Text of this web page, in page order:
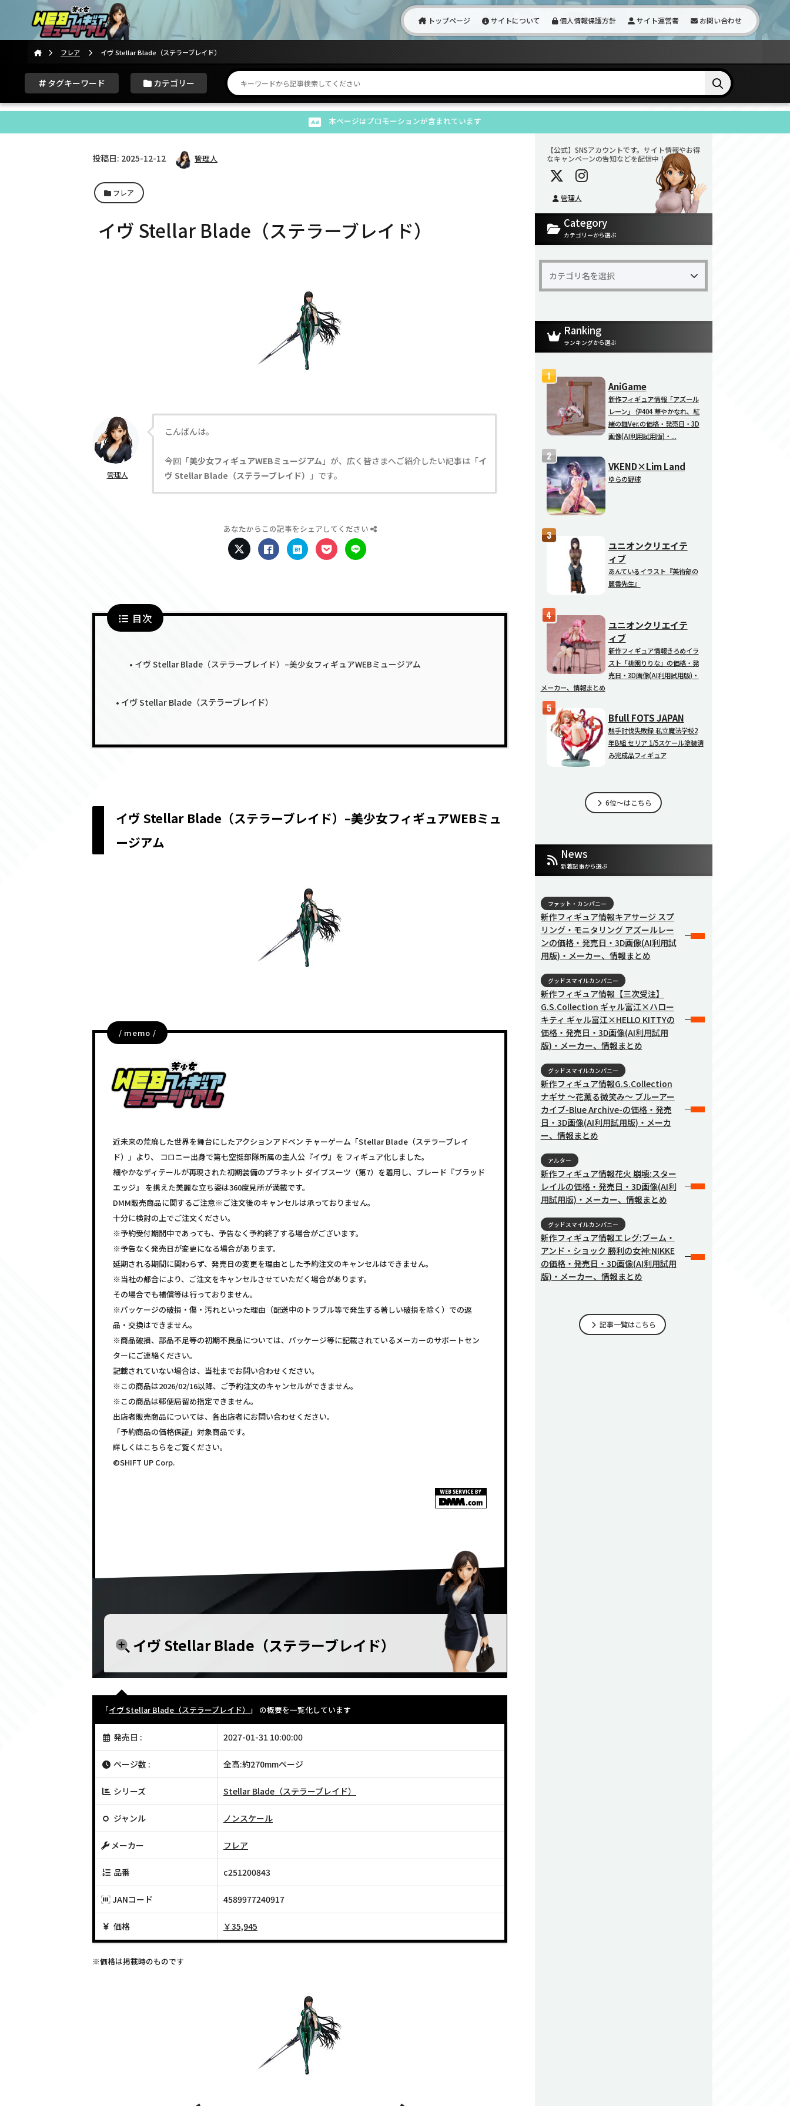
トップページ サイトについて 個人情報保護方針 サイト運営者 お問い合わせ
フレア イヴ Stellar Blade（ステラーブレイド）
タグキーワード カテゴリー
本ページはプロモーションが含まれています
投稿日: 2025-12-12 管理人
フレア
イヴ Stellar Blade（ステラーブレイド）
管理人
こんばんは。
今回「美少女フィギュアWEBミュージアム 」が、広く皆さまへご紹介したい記事は「イ
ヴ Stellar Blade（ステラーブレイド） 」です。
あなたからこの記事をシェアしてください
目次
イヴ Stellar Blade（ステラーブレイド）–美少女フィギュアWEBミュージアム
イヴ Stellar Blade（ステラーブレイド）
イヴ Stellar Blade（ステラーブレイド）–美少女フィギュアWEBミュ
ージアム
/ memo /
近未来の荒廃した世界を舞台にしたアクションアドベン チャーゲーム「Stellar Blade（ステラーブレイ
ド）」より、 コロニー出身で第七空挺部隊所属の主人公『イヴ』を フィギュア化しました。
細やかなディテールが再現された初期装備のプラネット ダイブスーツ（第7）を着用し、ブレード『ブラッド
エッジ』 を携えた美麗な立ち姿は360度見所が満載です。
DMM販売商品に関するご注意※ご注文後のキャンセルは承っておりません。
十分に検討の上でご注文ください。
※予約受付期間中であっても、予告なく予約終了する場合がございます。
※予告なく発売日が変更になる場合があります。
延期される期間に関わらず、発売日の変更を理由とした予約注文のキャンセルはできません。
※当社の都合により、ご注文をキャンセルさせていただく場合があります。
その場合でも補償等は行っておりません。
※パッケージの破損・傷・汚れといった理由（配送中のトラブル等で発生する著しい破損を除く）での返
品・交換はできません。
※商品破損、部品不足等の初期不良品については、パッケージ等に記載されているメーカーのサポートセン
ターにご連絡ください。
記載されていない場合は、当社までお問い合わせください。
※この商品は2026/02/16以降、ご予約注文のキャンセルができません。
※この商品は郵便局留め指定できません。
出店者販売商品については、各出店者にお問い合わせください。
「予約商品の価格保証」対象商品です。
詳しくはこちらをご覧ください。
©SHIFT UP Corp.
イヴ Stellar Blade（ステラーブレイド）
「イヴ Stellar Blade（ステラーブレイド） 」 の概要を一覧化しています
発売日 : 2027-01-31 10:00:00
ページ数 : 全高:約270mmページ
シリーズ Stellar Blade（ステラーブレイド）
ジャンル ノンスケール
メーカー フレア
品番 c251200843
JANコード 4589977240917
価格 ￥35,945
※価格は掲載時のものです
【公式】SNSアカウントです。サイト情報やお得
なキャンペーンの告知などを配信中！
管理人
Category
カテゴリーから選ぶ
Ranking
ランキングから選ぶ
AniGame
新作フィギュア情報「アズール
レーン」 伊404 華やかなれ、紅
緒の舞Ver.の価格・発売日・3D
画像(AI利用試用版)・...
VKEND×Lim Land
ゆらの野球
ユニオンクリエイテ
ィブ
あんているイラスト『美術部の
麗香先生』
ユニオンクリエイテ
ィブ
新作フィギュア情報きろめイラ
スト「桃園りりな」の価格・発
売日・3D画像(AI利用試用版)・
メーカー、情報まとめ
Bfull FOTS JAPAN
触手討伐失敗録 私立魔法学校2
年B組 セリア 1/5スケール塗装済
み完成品フィギュア
6位～はこちら
News
新着記事から選ぶ
ファット・カンパニー
新作フィギュア情報キアサージ スプ
リング・モニタリング アズールレー
ンの価格・発売日・3D画像(AI利用試
用版)・メーカー、情報まとめ
グッドスマイルカンパニー
新作フィギュア情報【三次受注】
G.S.Collection ギャル富江×ハロー
キティ ギャル富江×HELLO KITTYの
価格・発売日・3D画像(AI利用試用
版)・メーカー、情報まとめ
グッドスマイルカンパニー
新作フィギュア情報G.S.Collection
ナギサ 〜花薫る微笑み〜 ブルーアー
カイブ-Blue Archive-の価格・発売
日・3D画像(AI利用試用版)・メーカ
ー、情報まとめ
アルター
新作フィギュア情報花火 崩壊:スター
レイルの価格・発売日・3D画像(AI利
用試用版)・メーカー、情報まとめ
グッドスマイルカンパニー
新作フィギュア情報エレグ:ブーム・
アンド・ショック 勝利の女神:NIKKE
の価格・発売日・3D画像(AI利用試用
版)・メーカー、情報まとめ
記事一覧はこちら